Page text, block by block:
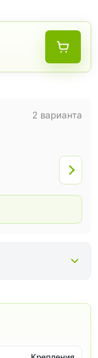
2 варианта